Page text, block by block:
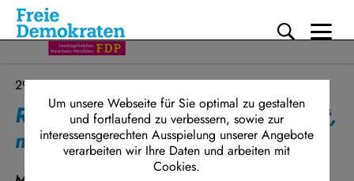
Direkt zum Inhalt
29.01.2026
Rasche (FDP): Wo kein Bus fährt,
muss der Führerschein her
Um unsere Webseite für Sie optimal zu gestalten
und fortlaufend zu verbessern, sowie zur
interessensgerechten Ausspielung unserer Angebote
verarbeiten wir Ihre Daten und arbeiten mit
Cookies.